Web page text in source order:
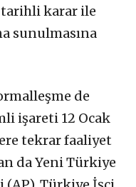
tarihli karar ile
sunulmasına
de
işareti 12 Ocak
tekrar faaliyet
da Yeni Türkiye